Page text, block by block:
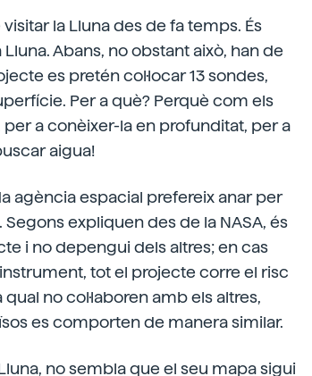
la Lluna des de fa temps. És
Abans, no obstant això, han de
es pretén col·locar 13 sondes,
Per a què? Perquè com els
a conèixer-la en profunditat, per a
aigua!
agència espacial prefereix anar per
expliquen des de la NASA, és
i no depengui dels altres; en cas
tot el projecte corre el risc
no col·laboren amb els altres,
es comporten de manera similar.
no sembla que el seu mapa sigui